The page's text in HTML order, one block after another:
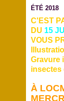
ÉTÉ 2018
C'EST
DU 15
VOUS
Gravure
insectes
À L